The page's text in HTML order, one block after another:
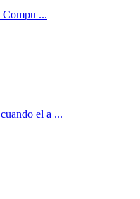
Compu ...
el a ...